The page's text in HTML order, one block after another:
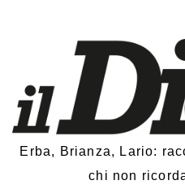
Erba, Brianza, Lario:
chi non